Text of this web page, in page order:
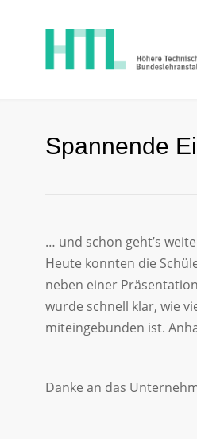
Spannende
… und schon geht’s
Heute konnten die
neben einer
wurde schnell klar, wie
miteingebunden ist.
Danke an das